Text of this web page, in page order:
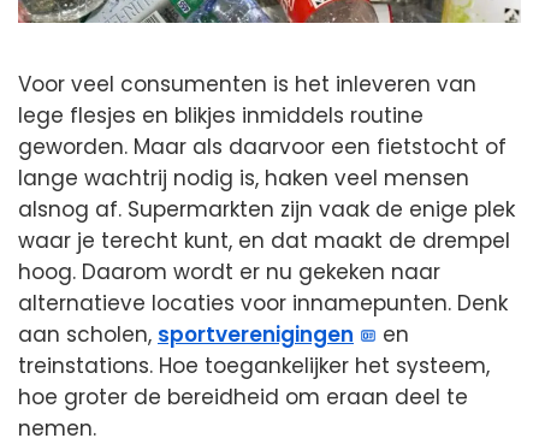
Voor veel consumenten is het inleveren van
lege flesjes en blikjes inmiddels routine
geworden. Maar als daarvoor een fietstocht of
lange wachtrij nodig is, haken veel mensen
alsnog af. Supermarkten zijn vaak de enige plek
waar je terecht kunt, en dat maakt de drempel
hoog. Daarom wordt er nu gekeken naar
alternatieve locaties voor innamepunten. Denk
aan scholen, sportverenigingen
en
treinstations. Hoe toegankelijker het systeem,
hoe groter de bereidheid om eraan deel te
nemen.